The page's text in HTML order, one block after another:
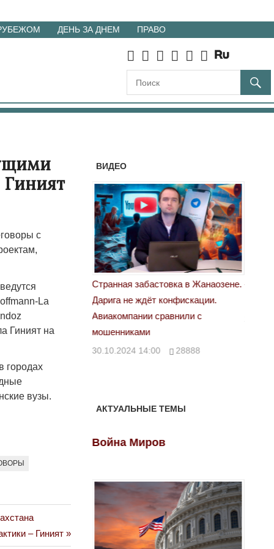
ДЕНЬ ЗА ДНЕМ ПРАВО
с
La
Гиният на
городах
вузы.
– Гиният
ВИДЕО
в Жанаозене.
конфискации.
с
«Новый Казахстан не говорит всей
правды»
29.10.2024 09:00 39623
АКТУАЛЬНЫЕ ТЕМЫ
Война Миров